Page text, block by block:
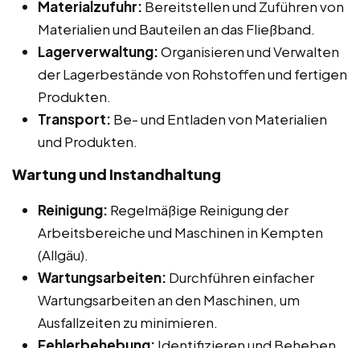
Materialzufuhr: Bereitstellen und Zuführen von
Materialien und Bauteilen an das Fließband.
Lagerverwaltung:Organisieren und Verwalten
der Lagerbestände von Rohstoffen und fertigen
Produkten.
Transport: Be- und Entladen von Materialien
und Produkten.
Wartung und Instandhaltung
Reinigung: Regelmäßige Reinigung der
Arbeitsbereiche und Maschinen in Kempten
(Allgäu).
Wartungsarbeiten: Durchführen einfacher
Wartungsarbeiten an den Maschinen, um
Ausfallzeiten zu minimieren.